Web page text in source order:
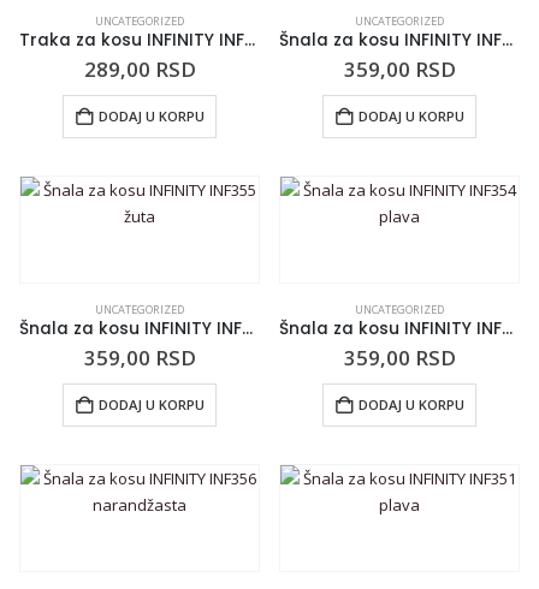
UNCATEGORIZED
Traka za kosu INFINITY INF376 siva
289,00 RSD
DODAJ U KORPU
UNCATEGORIZED
Šnala za kosu INFINITY INF353 zelena
359,00 RSD
DODAJ U KORPU
UNCATEGORIZED
Šnala za kosu INFINITY INF355 žuta
359,00 RSD
DODAJ U KORPU
UNCATEGORIZED
Šnala za kosu INFINITY INF354 plava
359,00 RSD
DODAJ U KORPU